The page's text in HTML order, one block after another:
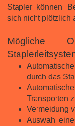
Stapler können
sich nicht plötzlich
Mögliche
durch das
Transporten
Vermeidung
Auswahl